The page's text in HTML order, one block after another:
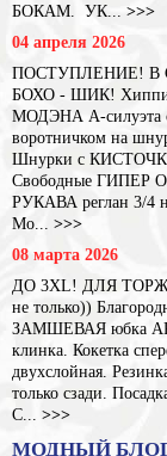
БОКАМ. УК... >>>
04 апреля 2026
ПОСТУПЛЕНИЕ! В
БОХО - ШИК! Хиппи
МОДЭНА А-силуэта
воротничком на
Шнурки с
Свободные ГИПЕР
РУКАВА реглан 3/4
Мо... >>>
08 марта 2026
ДО 3XL! ДЛЯ
не только))
ЗАМШЕВАЯ юбка
клинка. Кокетка
двухслойная.
только сзади.
С... >>>
МОДНЫЙ